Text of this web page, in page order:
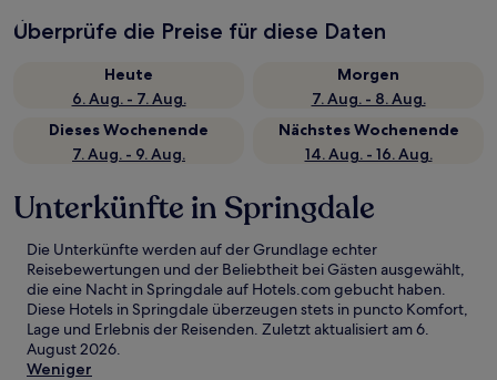
Überprüfe die Preise für diese Daten
Heute
6. Aug. - 7. Aug.
Morgen
7. Aug. - 8. Aug.
Dieses Wochenende
7. Aug. - 9. Aug.
Nächstes Wochenende
14. Aug. - 16. Aug.
Unterkünfte in Springdale
Die Unterkünfte werden auf der Grundlage echter
Reisebewertungen und der Beliebtheit bei Gästen ausgewählt,
die eine Nacht in Springdale auf Hotels.com gebucht haben.
Diese Hotels in Springdale überzeugen stets in puncto Komfort,
Lage und Erlebnis der Reisenden. Zuletzt aktualisiert am6.
August 2026.
Weniger